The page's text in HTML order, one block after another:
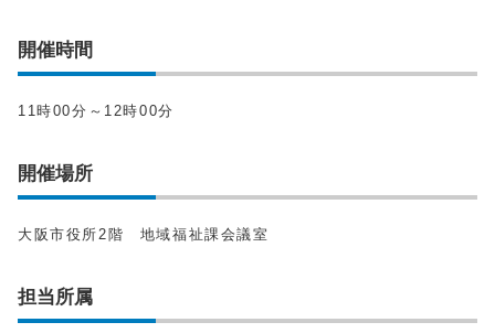
開催時間
11時00分～12時00分
開催場所
大阪市役所2階 地域福祉課会議室
担当所属